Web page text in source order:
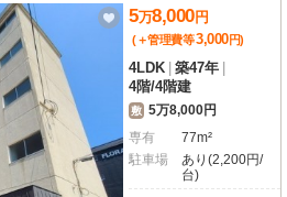
5万8,000円
(＋管理費等3,000円)
4LDK 築47年
4階/4階建
敷 5万8,000円
専有
77m²
駐車場
あり(2,200円/
台)